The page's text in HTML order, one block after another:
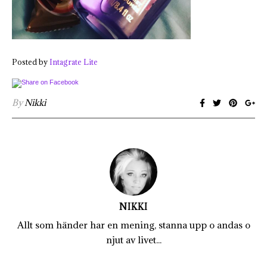
Posted by Intagrate Lite
ByNikki
NIKKI
Allt som händer har en mening, stanna upp o andas o
njut av livet...